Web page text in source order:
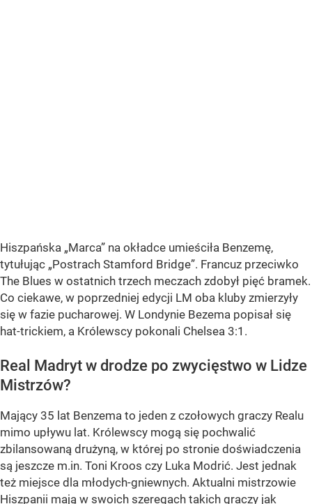
Hiszpańska „Marca” na okładce umieściła Benzemę,
tytułując „Postrach Stamford Bridge”. Francuz przeciwko
The Blues w ostatnich trzech meczach zdobył pięć bramek.
Co ciekawe, w poprzedniej edycji LM oba kluby zmierzyły
się w fazie pucharowej. W Londynie Bezema popisał się
hat-trickiem, a Królewscy pokonali Chelsea 3:1.
Real Madryt w drodze po zwycięstwo w Lidze
Mistrzów?
Mający 35 lat Benzema to jeden z czołowych graczy Realu
mimo upływu lat. Królewscy mogą się pochwalić
zbilansowaną drużyną, w której po stronie doświadczenia
są jeszcze m.in. Toni Kroos czy Luka Modrić. Jest jednak
też miejsce dla młodych-gniewnych. Aktualni mistrzowie
Hiszpanii mają w swoich szeregach takich graczy jak